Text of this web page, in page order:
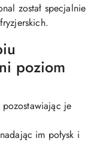
został specjalnie
poziom
je
im połysk i